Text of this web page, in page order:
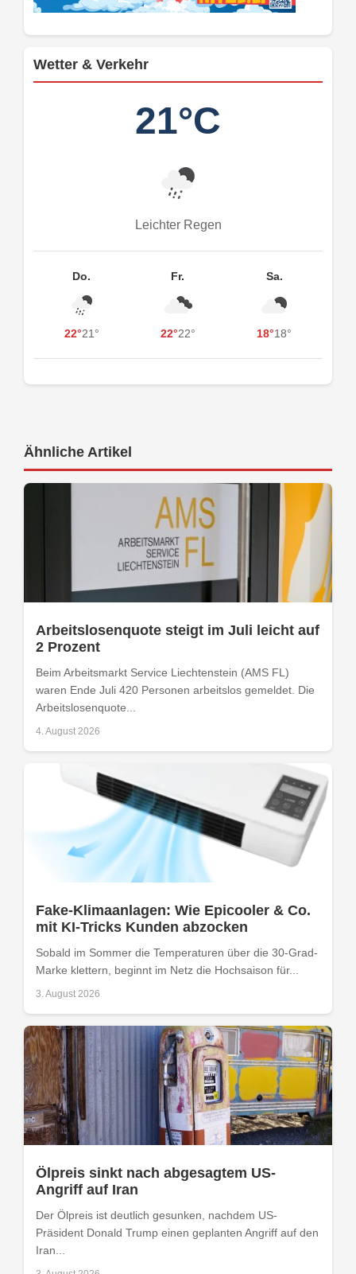
Wetter & Verkehr
21°C
Leichter Regen
Do.
22°21°
Fr.
22°22°
Sa.
18°18°
Ähnliche Artikel
Arbeitslosenquote steigt im Juli leicht auf
2 Prozent
Beim Arbeitsmarkt Service Liechtenstein (AMS FL)
waren Ende Juli 420 Personen arbeitslos gemeldet. Die
Arbeitslosenquote...
4. August 2026
Fake-Klimaanlagen: Wie Epicooler & Co.
mit KI-Tricks Kunden abzocken
Sobald im Sommer die Temperaturen über die 30-Grad-
Marke klettern, beginnt im Netz die Hochsaison für...
3. August 2026
Ölpreis sinkt nach abgesagtem US-
Angriff auf Iran
Der Ölpreis ist deutlich gesunken, nachdem US-
Präsident Donald Trump einen geplanten Angriff auf den
Iran...